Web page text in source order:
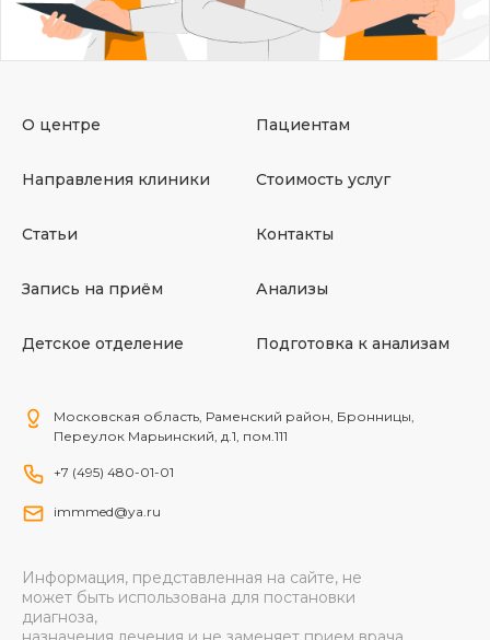
О центре Пациентам
Направления клиники Стоимость услуг
Статьи Контакты
Запись на приём Анализы
Детское отделение Подготовка к анализам
Московская область, Раменский район, Бронницы,
Переулок Марьинский, д.1, пом.111
+7 (495) 480-01-01
immmed@ya.ru
Информация, представленная на сайте, не
может быть использована для постановки
диагноза,